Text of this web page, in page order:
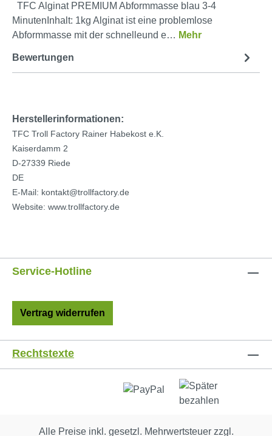
TFC Alginat PREMIUM Abformmasse blau 3-4
MinutenInhalt: 1kg Alginat ist eine problemlose
Abformmasse mit der schnelleund e… Mehr
Bewertungen
Herstellerinformationen:
TFC Troll Factory Rainer Habekost e.K.
Kaiserdamm 2
D-27339 Riede
DE
E-Mail: kontakt@trollfactory.de
Website: www.trollfactory.de
Service-Hotline
Vertrag widerrufen
Rechtstexte
Alle Preise inkl. gesetzl. Mehrwertsteuer zzgl.